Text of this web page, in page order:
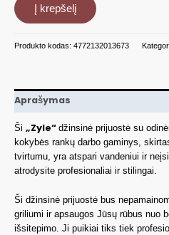
prijuostė
OSOMP1511
Į krepšelį
Produkto kodas: 4772132013673
Aprašymas
Ši „Zyle“ džinsinė prijuostė su
kokybės rankų darbo gaminys,
tvirtumu, yra atspari vandeniui ir
atrodysite profesionaliai ir stilingai.
Ši džinsinė prijuostė bus
griliumi ir apsaugos Jūsų rūbus nuo
išsitepimo. Ji puikiai tiks tiek